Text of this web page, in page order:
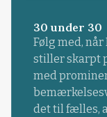
30 under 30
Følg med,
stiller skarpt
med
det til fælles,